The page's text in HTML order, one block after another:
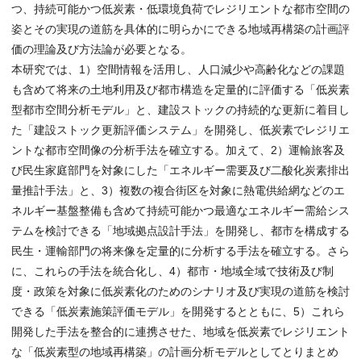
つ、持続可能かつ低炭素・低環境負荷でレジリエントな都市空間の
姿とその実現の道筋を具体的に明らかにできる地域再構築の計画評
価の理論及び方法論が必要となる。
本研究では、1）空間情報を活用し、人口減少や高齢化などの課題
も含めて将来の土地利用及び都市構造を定量的に評価する「低炭素
型都市空間分析モデル」と、建設ストックの持続的な更新に着目し
た「建設ストック更新評価システム」を開発し、低炭素でレジリエ
ントな都市空間像の分析手法を確立する。加えて、2）運輸旅客及
び民生家庭部門を対象にした「エネルギー需要及び二酸化炭素排出
量推計手法」と、3）複数の複合街区を対象に熱電供給網などのエ
ネルギー基盤整備も含めて持続可能かつ最適なエネルギー需給シス
テムを検討できる「地域拠点設計手法」を開発し、都市を構成する
民生・運輸部門の将来像を定量的に分析する手法を確立する。さら
に、これらの手法を統合化し、4）都市・地域全域で技術及び制
度・政策を対象に低炭素化のためのシナリオ及び実現の道筋を検討
できる「低炭素施策評価モデル」を開発するとともに、5）これら
開発した手法を整合的に連携させた、地域を低炭素でレジリエント
な「低炭素型の地域再構築」の計画分析モデルとしてとりまとめ